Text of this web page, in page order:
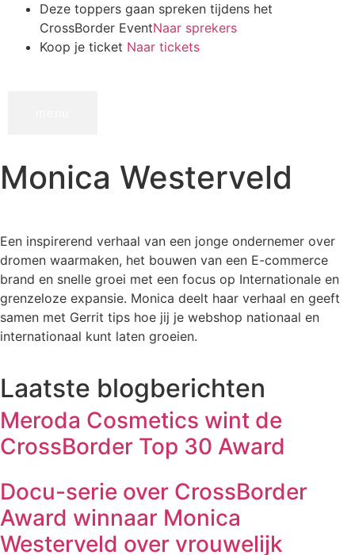
Deze toppers gaan spreken tijdens het
CrossBorder EventNaar sprekers
Koop je ticket Naar tickets
Monica Westerveld
Een inspirerend verhaal van een jonge ondernemer over
dromen waarmaken, het bouwen van een E-commerce
brand en snelle groei met een focus op Internationale en
grenzeloze expansie. Monica deelt haar verhaal en geeft
samen met Gerrit tips hoe jij je webshop nationaal en
internationaal kunt laten groeien.
Laatste blogberichten
Meroda Cosmetics wint de
CrossBorder Top 30 Award
Docu-serie over CrossBorder
Award winnaar Monica
Westerveld over vrouwelijk